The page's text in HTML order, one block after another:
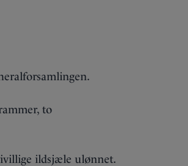
to
ildsjæle ulønnet.